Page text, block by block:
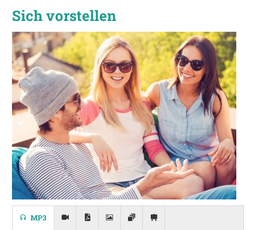
Sich vorstellen
MP3